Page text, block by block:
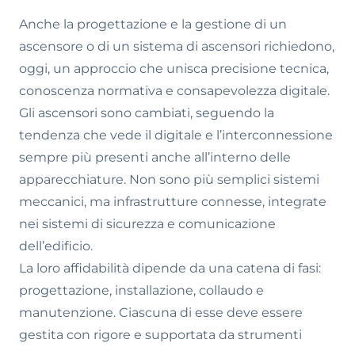
Anche la progettazione e la gestione di un
ascensore o di un sistema di ascensori richiedono,
oggi, un approccio che unisca precisione tecnica,
conoscenza normativa e consapevolezza digitale.
Gli ascensori sono cambiati, seguendo la
tendenza che vede il digitale e l’interconnessione
sempre più presenti anche all’interno delle
apparecchiature. Non sono più semplici sistemi
meccanici, ma infrastrutture connesse, integrate
nei sistemi di sicurezza e comunicazione
dell’edificio.
La loro affidabilità dipende da una catena di fasi:
progettazione, installazione, collaudo e
manutenzione. Ciascuna di esse deve essere
gestita con rigore e supportata da strumenti